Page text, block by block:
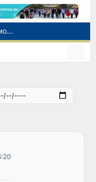
Чехия ва Словакияда ишламоқчи бўлган тиббиёт мутахассислари рўйхатга олинади
Боланинг фамилиясига отасининг исмини беришга рухсат берилади
Беҳруз Каримов фаолиятини Швейцариянинг «Лугано» клубида давом эттиради